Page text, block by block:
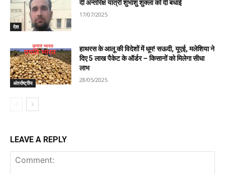
देश
दी अन्तरिक्ष यात्री शुभांशु शुक्ला को दी बधाई
17/07/2025
अंतर्राष्ट्रीय
हाथरस के आलू की विदेशों में धूम! सऊदी, यूएई, मलेशिया ने
दिए 5 लाख पैकेट के ऑर्डर – किसानों को मिलेगा सीधा
लाभ
28/05/2025
LEAVE A REPLY